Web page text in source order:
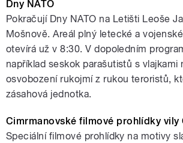
Dny NATO
Pokračují Dny NATO na Letišti Leoše
Mošnově. Areál plný letecké a
otevírá už v 8:30. V dopoledním
například seskok parašutistů s vlajkami
osvobození rukojmí z rukou teroristů,
zásahová jednotka.
Cimrmanovské filmové prohlídky vily
Speciální filmové prohlídky na motivy